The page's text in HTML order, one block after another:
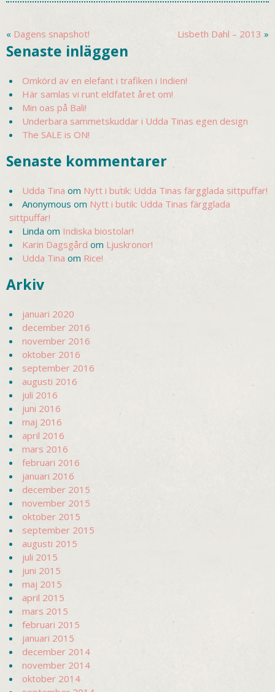
Lisbeth Dahl – 2013 »
« Dagens snapshot!
Senaste inläggen
Omkörd av en elefant i trafiken i Indien!
Här samlas vi runt eldfatet året om!
Min oas på Bali!
Underbara sammetskuddar i Udda Tinas egen design
The SALE is ON!
Senaste kommentarer
Udda Tina om Nytt i butik: Udda Tinas färgglada sittpuffar!
Anonymous om Nytt i butik: Udda Tinas färgglada
sittpuffar!
Linda om Indiska biostolar!
Karin Dagsgård om Ljuskronor!
Udda Tina om Rice!
Arkiv
januari 2020
december 2016
november 2016
oktober 2016
september 2016
augusti 2016
juli 2016
juni 2016
maj 2016
april 2016
mars 2016
februari 2016
januari 2016
december 2015
november 2015
oktober 2015
september 2015
augusti 2015
juli 2015
juni 2015
maj 2015
april 2015
mars 2015
februari 2015
januari 2015
december 2014
november 2014
oktober 2014